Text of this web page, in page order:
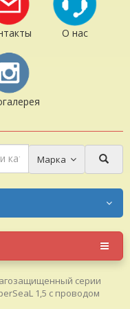
О нас
Марка
серии
1,5 с проводом